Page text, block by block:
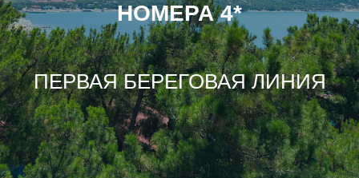
НОМЕРА 4*
ПЕРВАЯ БЕРЕГОВАЯ ЛИНИЯ